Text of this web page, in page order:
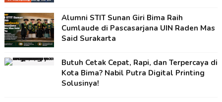
Alumni STIT Sunan Giri Bima Raih
Cumlaude di Pascasarjana UIN Raden Mas
Said Surakarta
Butuh Cetak Cepat, Rapi, dan Terpercaya di
Kota Bima? Nabil Putra Digital Printing
Solusinya!